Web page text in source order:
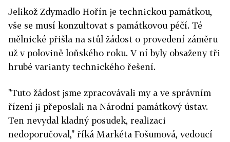
Jelikož Zdymadlo Hořín je technickou památkou,
vše se musí konzultovat s památkovou péčí. Té
mělnické přišla na stůl žádost o provedení záměru
už v polovině loňského roku. V ní byly obsaženy tři
hrubé varianty technického řešení.
"Tuto žádost jsme zpracovávali my a ve správním
řízení ji přeposlali na Národní památkový ústav.
Ten nevydal kladný posudek, realizaci
nedoporučoval," říká Markéta Fošumová, vedoucí